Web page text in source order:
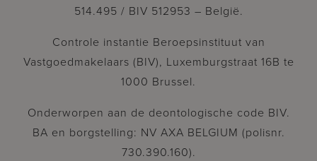
514.495 / BIV 512953 – België.
Controle instantie Beroepsinstituut van
Vastgoedmakelaars (BIV), Luxemburgstraat 16B te
1000 Brussel.
Onderworpen aan de deontologische code BIV.
BA en borgstelling: NV AXA BELGIUM (polisnr.
730.390.160).